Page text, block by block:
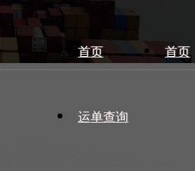
首页
首页
运单查询